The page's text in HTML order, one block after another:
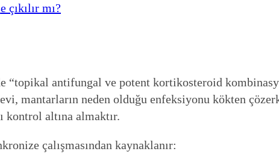
çıkılır mı?
“topikal antifungal ve potent kortikosteroid
mantarların neden olduğu enfeksiyonu kökten
kontrol altına almaktır.
çalışmasından kaynaklanır: